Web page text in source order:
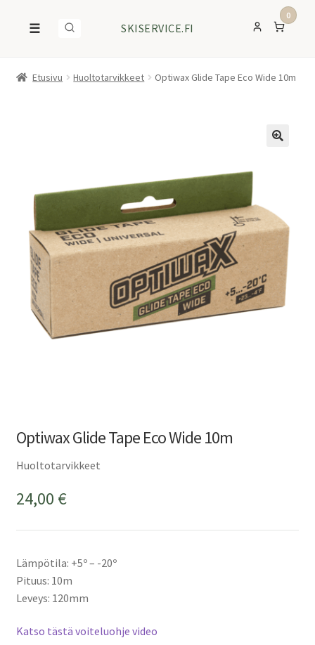
☰ SKISERVICE.FI
0
Etusivu Huoltotarvikkeet Optiwax Glide Tape Eco Wide 10m
Optiwax Glide Tape Eco Wide 10m
Huoltotarvikkeet
24,00 €
Lämpötila: +5º – -20º
Pituus: 10m
Leveys: 120mm
Katso tästä voiteluohje video